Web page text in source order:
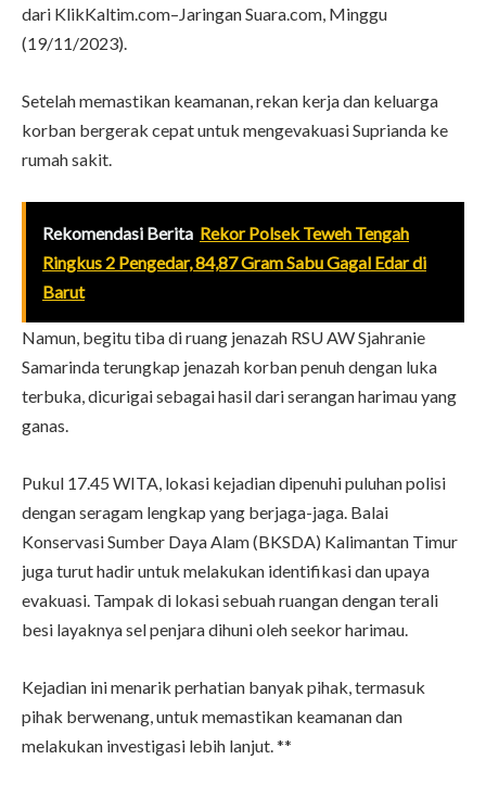
dari KlikKaltim.com–Jaringan Suara.com, Minggu
(19/11/2023).
Setelah memastikan keamanan, rekan kerja dan keluarga
korban bergerak cepat untuk mengevakuasi Suprianda ke
rumah sakit.
Rekomendasi Berita Rekor Polsek Teweh Tengah
Ringkus 2 Pengedar, 84,87 Gram Sabu Gagal Edar di
Barut
Namun, begitu tiba di ruang jenazah RSU AW Sjahranie
Samarinda terungkap jenazah korban penuh dengan luka
terbuka, dicurigai sebagai hasil dari serangan harimau yang
ganas.
Pukul 17.45 WITA, lokasi kejadian dipenuhi puluhan polisi
dengan seragam lengkap yang berjaga-jaga. Balai
Konservasi Sumber Daya Alam (BKSDA) Kalimantan Timur
juga turut hadir untuk melakukan identifikasi dan upaya
evakuasi. Tampak di lokasi sebuah ruangan dengan terali
besi layaknya sel penjara dihuni oleh seekor harimau.
Kejadian ini menarik perhatian banyak pihak, termasuk
pihak berwenang, untuk memastikan keamanan dan
melakukan investigasi lebih lanjut. **